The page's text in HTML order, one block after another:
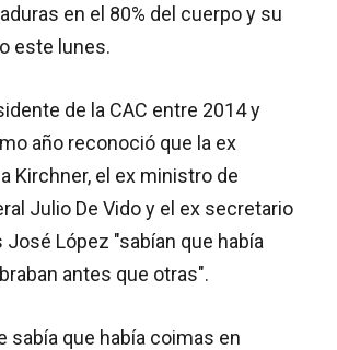
en el 80% del cuerpo y su
este lunes.
de la CAC entre 2014 y
año reconoció que la ex
Kirchner, el ex ministro de
Julio De Vido y el ex secretario
José López "sabían que había
antes que otras".
sabía que había coimas en